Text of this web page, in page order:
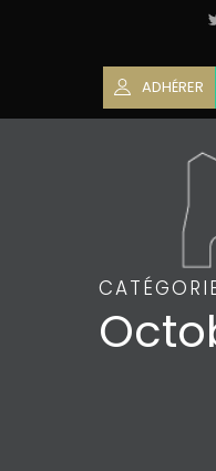
ADHÉRER